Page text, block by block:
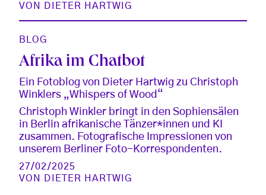
VON
DIETER HARTWIG
BLOG
Afrika im Chatbot
Ein Fotoblog von Dieter Hartwig zu Christoph
Winklers „Whispers of Wood“
Christoph Winkler bringt in den Sophiensälen
in Berlin afrikanische Tänzer*innen und KI
zusammen. Fotografische Impressionen von
unserem Berliner Foto-Korrespondenten.
27/02/2025
VON
DIETER HARTWIG